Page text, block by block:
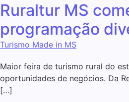
Ruraltur MS
programação
Turismo Made in MS
Maior feira de turismo rural do
oportunidades de negócios. Da
[…]